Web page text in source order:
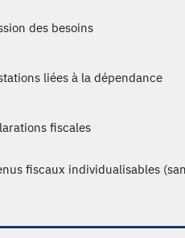
des besoins
liées à la dépendance
fiscales
fiscaux individualisables